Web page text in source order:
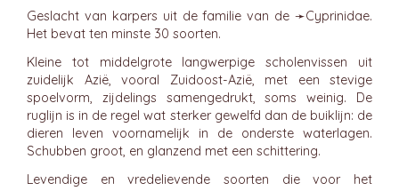
Geslacht van karpers uit de familie van de ➛Cyprinidae.
Het bevat ten minste 30 soorten.
Kleine tot middelgrote langwerpige scholenvissen uit
zuidelijk Azië, vooral Zuidoost-Azië, met een stevige
spoelvorm, zijdelings samengedrukt, soms weinig. De
ruglijn is in de regel wat sterker gewelfd dan de buiklijn: de
dieren leven voornamelijk in de onderste waterlagen.
Schubben groot, en glanzend met een schittering.
Levendige en vredelievende soorten die voor het